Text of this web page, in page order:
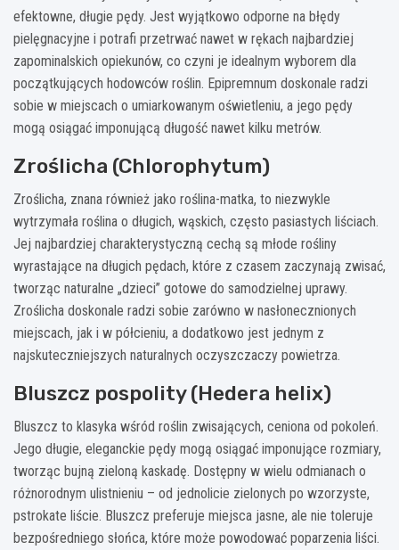
efektowne, długie pędy. Jest wyjątkowo odporne na błędy
pielęgnacyjne i potrafi przetrwać nawet w rękach najbardziej
zapominalskich opiekunów, co czyni je idealnym wyborem dla
początkujących hodowców roślin. Epipremnum doskonale radzi
sobie w miejscach o umiarkowanym oświetleniu, a jego pędy
mogą osiągać imponującą długość nawet kilku metrów.
Zroślicha (Chlorophytum)
Zroślicha, znana również jako roślina-matka, to niezwykle
wytrzymała roślina o długich, wąskich, często pasiastych liściach.
Jej najbardziej charakterystyczną cechą są młode rośliny
wyrastające na długich pędach, które z czasem zaczynają zwisać,
tworząc naturalne „dzieci” gotowe do samodzielnej uprawy.
Zroślicha doskonale radzi sobie zarówno w nasłonecznionych
miejscach, jak i w półcieniu, a dodatkowo jest jednym z
najskuteczniejszych naturalnych oczyszczaczy powietrza.
Bluszcz pospolity (Hedera helix)
Bluszcz to klasyka wśród roślin zwisających, ceniona od pokoleń.
Jego długie, eleganckie pędy mogą osiągać imponujące rozmiary,
tworząc bujną zieloną kaskadę. Dostępny w wielu odmianach o
różnorodnym ulistnieniu – od jednolicie zielonych po wzorzyste,
pstrokate liście. Bluszcz preferuje miejsca jasne, ale nie toleruje
bezpośredniego słońca, które może powodować poparzenia liści.